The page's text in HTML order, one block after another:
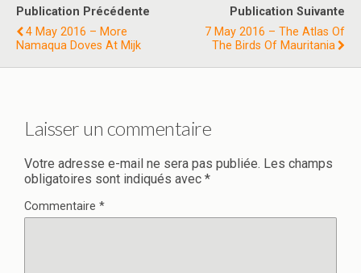
Publication Précédente
4 May 2016 – More
Namaqua Doves At Mijk
Publication Suivante
7 May 2016 – The Atlas Of
The Birds Of Mauritania
Laisser un commentaire
Votre adresse e-mail ne sera pas publiée. Les champs
obligatoires sont indiqués avec *
Commentaire *